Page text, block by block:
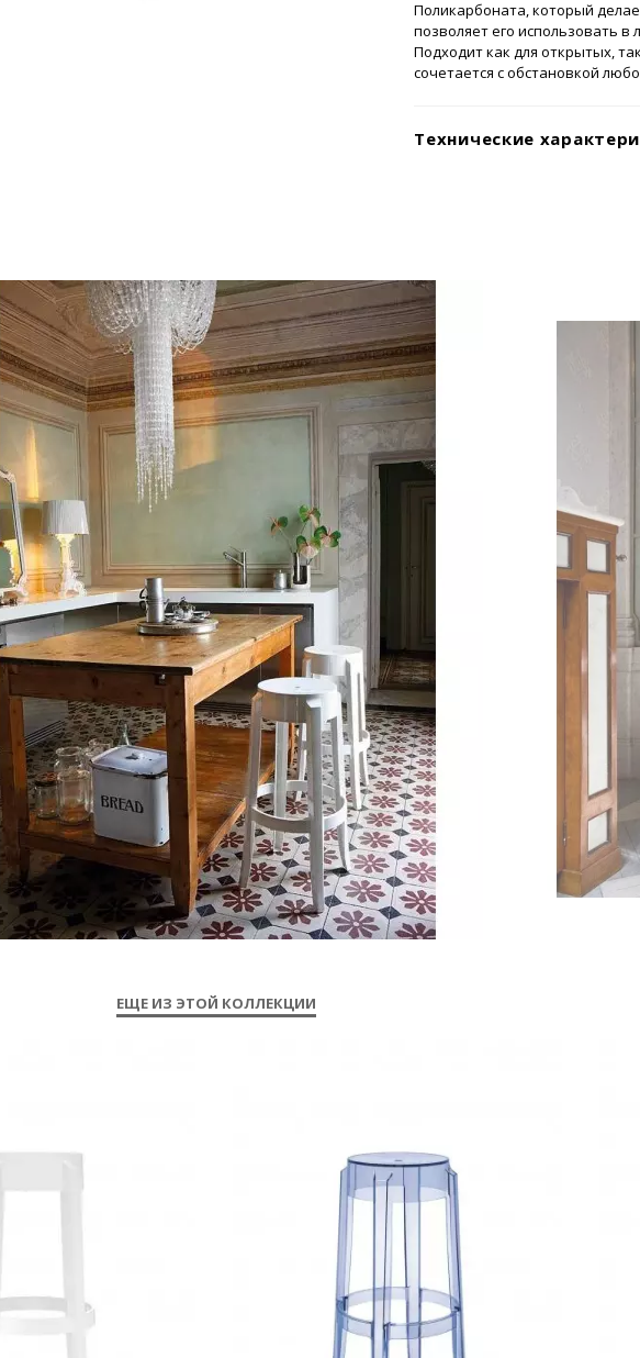
Поликарбоната, который
позволяет его использовать
Подходит как для открытых,
сочетается с обстановкой
Технические
ЕЩЕ ИЗ ЭТОЙ КОЛЛЕКЦИИ